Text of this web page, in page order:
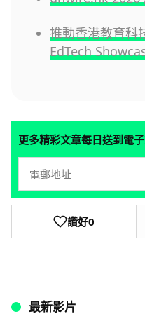
推動香港教育
EdTech
更多精彩文章每日送到電
讚好0
最新影片